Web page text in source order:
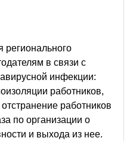
регионального
в связи с
инфекции:
работников,
работников
по организации о
и выхода из нее.